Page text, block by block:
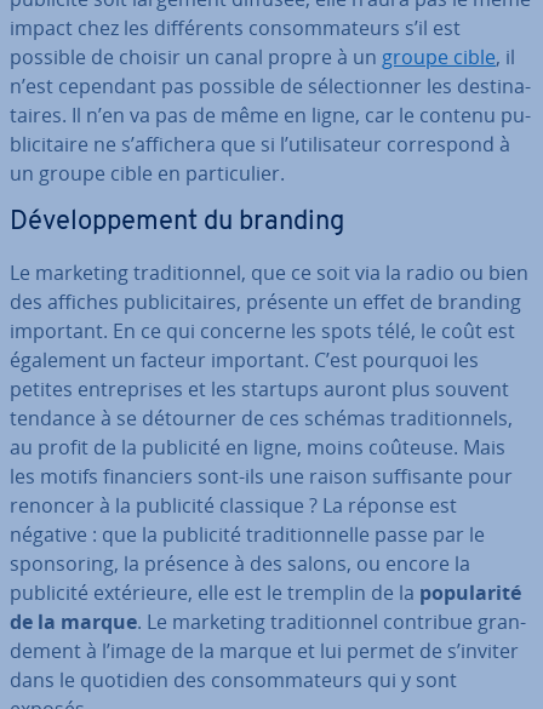
impact chez les dif­fé­rents con­som­ma­teurs s’il est
possible de choisir un canal propre à un groupe cible, il
n’est cependant pas possible de sé­lec­tion­ner les des­ti­na­
taires. Il n’en va pas de même en ligne, car le contenu pu­
bli­ci­taire ne s’affichera que si l’uti­li­sa­teur cor­res­pond à
un groupe cible en par­ti­cu­lier.
Dé­ve­lop­pe­ment du branding
Le marketing tra­di­tion­nel, que ce soit via la radio ou bien
des affiches pu­bli­ci­taires, présente un effet de branding
important. En ce qui concerne les spots télé, le coût est
également un facteur important. C’est pourquoi les
petites en­tre­prises et les startups auront plus souvent
tendance à se détourner de ces schémas tra­di­tion­nels,
au profit de la publicité en ligne, moins coûteuse. Mais
les motifs fi­nan­ciers sont-ils une raison suf­fi­sante pour
renoncer à la publicité classique ? La réponse est
négative : que la publicité tra­di­tion­nelle passe par le
spon­so­ring, la présence à des salons, ou encore la
publicité ex­té­rieure, elle est le tremplin de la po­pu­la­rité
de la marque. Le marketing tra­di­tion­nel contribue gran­
de­ment à l’image de la marque et lui permet de s’inviter
dans le quotidien des con­som­ma­teurs qui y sont